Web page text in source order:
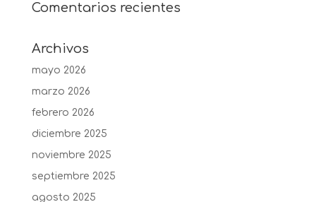
Comentarios recientes
Archivos
mayo 2026
marzo 2026
febrero 2026
diciembre 2025
noviembre 2025
septiembre 2025
agosto 2025